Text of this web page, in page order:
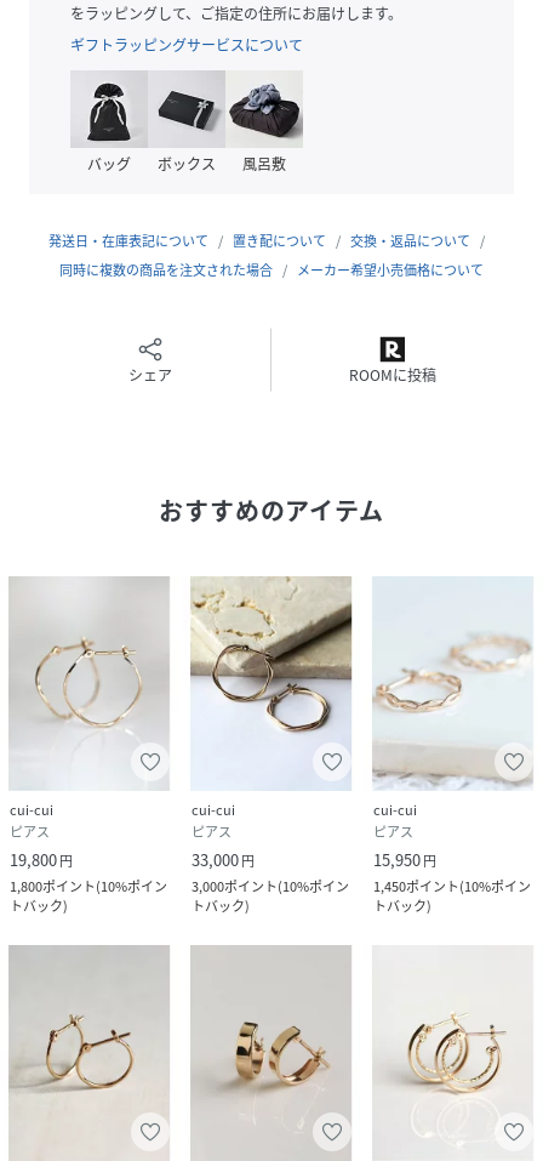
【ご注意】
金属アレルギー対応のニッケルフリージュエリーです。金属
アレルギーを起こしにくい素材にはなりますが、体質や体調
等によりアレルギー反応が起こる可能性もございます。予め
ご了承ください。
K10YGK1010Kゴールドシンプルスナップフープラインモチ
ーフ地金ピアス金属アレルギー対応ギフトプレゼント贈り物
FREE
779992000-506-999 QZ2487
をラッピングして、ご指定の住所にお届けします。
ギフトラッピングサービスについて
バッグ ボックス 風呂敷
発送日・在庫表記について 置き配について
交換・返品について
同時に複数の商品を注文された場合
メーカー希望小売価格について
シェア ROOMに投稿
おすすめのアイテム
cui-cui
ピアス
19,800円
1,800ポイント(10%ポイン
トバック)
cui-cui
ピアス
33,000円
3,000ポイント(10%ポイン
トバック)
cui-cui
ピアス
15,950円
1,450ポイント(10%ポイン
トバック)